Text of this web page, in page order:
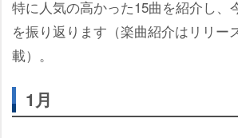
特に人気の高かった15曲を紹介し、
を振り返ります（楽曲紹介はリリー
載）。
1月